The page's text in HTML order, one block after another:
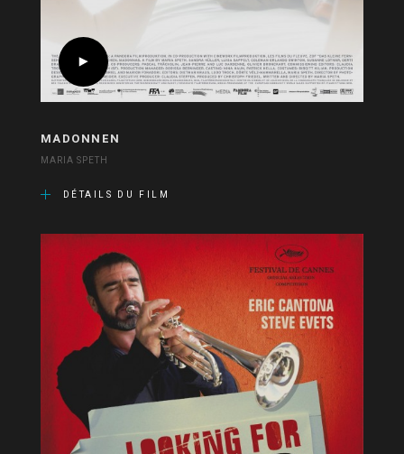
MADONNEN
MARIA SPETH
DÉTAILS DU FILM